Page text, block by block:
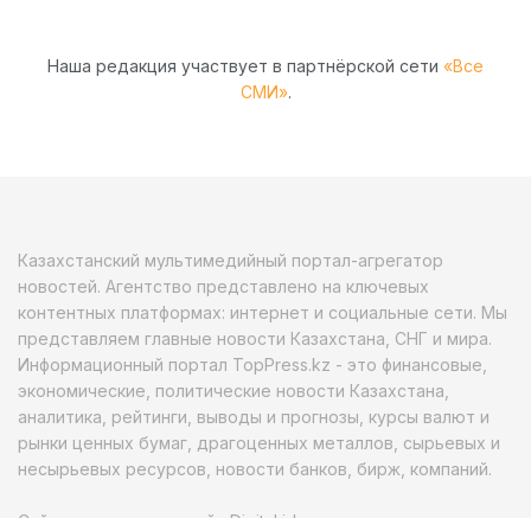
Наша редакция участвует в партнёрской сети «Все
СМИ».
Казахстанский мультимедийный портал-агрегатор
новостей. Агентство представлено на ключевых
контентных платформах: интернет и социальные сети. Мы
представляем главные новости Казахстана, СНГ и мира.
Информационный портал TopPress.kz - это финансовые,
экономические, политические новости Казахстана,
аналитика, рейтинги, выводы и прогнозы, курсы валют и
рынки ценных бумаг, драгоценных металлов, сырьевых и
несырьевых ресурсов, новости банков, бирж, компаний.